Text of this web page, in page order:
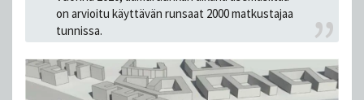
on arvioitu käyttävän runsaat 2000 matkustajaa
tunnissa.